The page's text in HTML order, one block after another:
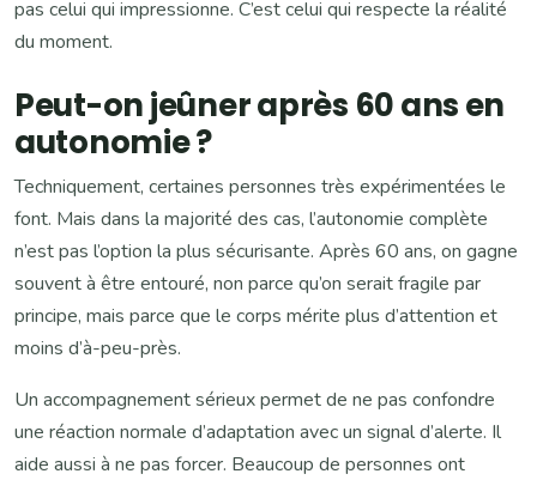
pas celui qui impressionne. C’est celui qui respecte la réalité
du moment.
Peut-on jeûner après 60 ans en
autonomie ?
Techniquement, certaines personnes très expérimentées le
font. Mais dans la majorité des cas, l’autonomie complète
n’est pas l’option la plus sécurisante. Après 60 ans, on gagne
souvent à être entouré, non parce qu’on serait fragile par
principe, mais parce que le corps mérite plus d’attention et
moins d’à-peu-près.
Un accompagnement sérieux permet de ne pas confondre
une réaction normale d’adaptation avec un signal d’alerte. Il
aide aussi à ne pas forcer. Beaucoup de personnes ont